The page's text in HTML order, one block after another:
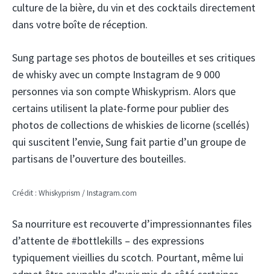
culture de la bière, du vin et des cocktails directement
dans votre boîte de réception.
Sung partage ses photos de bouteilles et ses critiques
de whisky avec un compte Instagram de 9 000
personnes via son compte Whiskyprism. Alors que
certains utilisent la plate-forme pour publier des
photos de collections de whiskies de licorne (scellés)
qui suscitent l’envie, Sung fait partie d’un groupe de
partisans de l’ouverture des bouteilles.
Crédit : Whiskyprism / Instagram.com
Sa nourriture est recouverte d’impressionnantes files
d’attente de #bottlekills – des expressions
typiquement vieillies du scotch. Pourtant, même lui